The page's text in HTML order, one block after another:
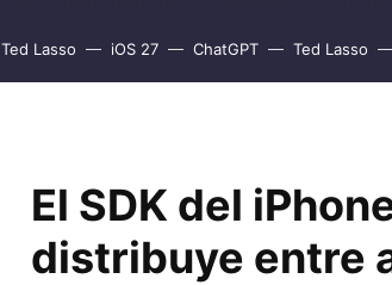
Ted Lasso iOS 27 ChatGPT Ted Lasso
El SDK del
distribuye entre